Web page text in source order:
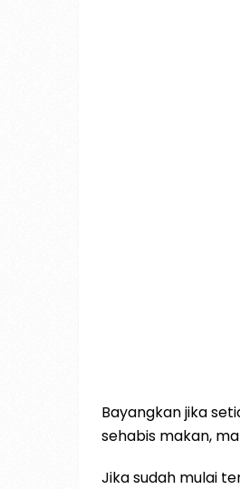
Bayangkan jika
sehabis makan,
Jika sudah mulai